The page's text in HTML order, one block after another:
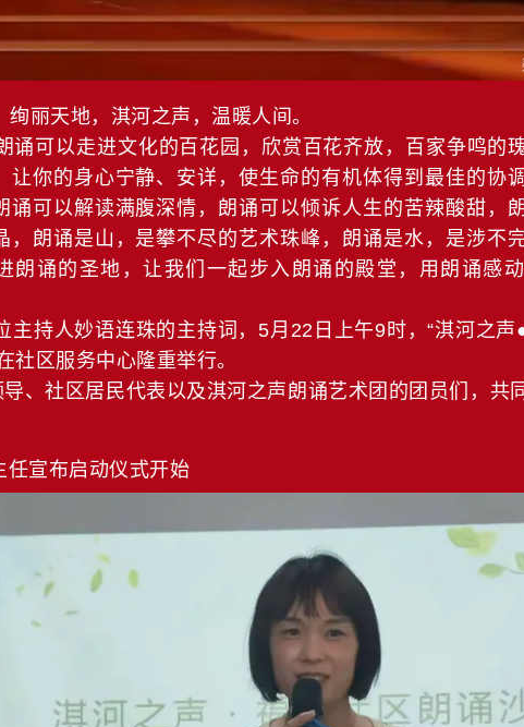
天地，淇河之声，温暖人间。
可以走进文化的百花园，欣赏百花齐放，百家争鸣的
让你的身心宁静、安详，使生命的有机体得到最佳的协
诵可以解读满腹深情，朗诵可以倾诉人生的苦辣酸甜，
，朗诵是山，是攀不尽的艺术珠峰，朗诵是水，是涉不
朗诵的圣地，让我们一起步入朗诵的殿堂，用朗诵感
人妙语连珠的主持词，5月22日上午9时，“淇河之声
社区服务中心隆重举行。
社区居民代表以及淇河之声朗诵艺术团的团员们，共
任宣布启动仪式开始